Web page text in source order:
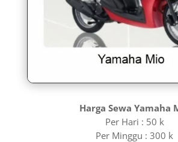
Harga Sewa Yamaha
Per Hari : 50 k
Per Minggu : 300 k